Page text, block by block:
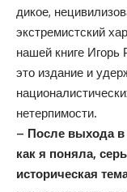
дикое,
экстремистский
нашей книге Игорь
это издание и
нетерпимости.
– После выхода в
как я поняла,
историческая